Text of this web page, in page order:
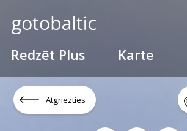
Redzēt Plus Karte
Atgriezties